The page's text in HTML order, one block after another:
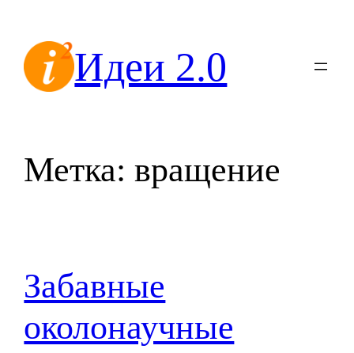
содержимомуИдеи 2.0
Метка:вращение
Забавные
околонаучные